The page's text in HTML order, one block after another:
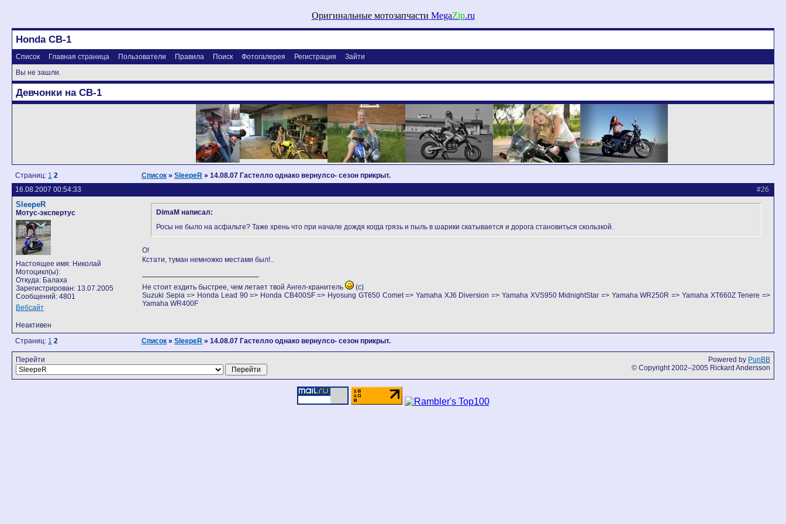
Оригинальные мотозапчасти MegaZip.ru
Honda CB-1
Список Главная страница Пользователи Правила Поиск Фотогалерея Регистрация
Зайти
Вы не зашли.
Девчонки на CB-1
Страниц: 1 2 Список » SleepeR » 14.08.07 Гастелло однако вернулсо- сезон прикрыт.
#26
16.08.2007 00:54:33
SleepeR
Мотус-экспертус
Настоящее имя: Николай
Мотоцикл(ы):
Откуда: Балаха
Зарегистрирован: 13.07.2005
Сообщений: 4801
Вебсайт
DimaM написал:
Росы не было на асфальте? Таже хрень что при начале дождя когда грязь и пыль в шарики скатывается и дорога становиться скользкой.
О!
Кстати, туман немножко местами был!..
Не стоит ездить быстрее, чем летает твой Ангел-хранитель
(с)
Suzuki Sepia => Honda Lead 90 => Honda CB400SF => Hyosung GT650 Comet => Yamaha XJ6 Diversion => Yamaha XVS950 MidnightStar => Yamaha WR250R => Yamaha XT660Z Tenere =>
Yamaha WR400F
Неактивен
Страниц: 1 2 Список » SleepeR » 14.08.07 Гастелло однако вернулсо- сезон прикрыт.
Перейти Powered by PunBB
© Copyright 2002–2005 Rickard Andersson